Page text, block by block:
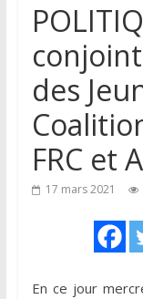
des
FRC et
17 mars 2021
En ce jour